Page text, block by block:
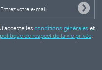
J'accepte les conditions générales et
politique de respect de la vie privée.